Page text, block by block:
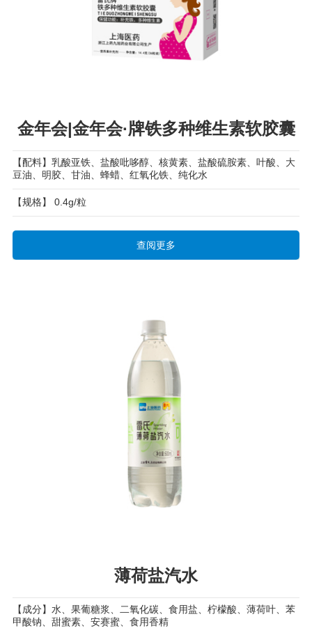
金年会|金年会·牌铁多种维生素软胶囊
【配料】乳酸亚铁、盐酸吡哆醇、核黄素、盐酸硫胺素、叶酸、大
豆油、明胶、甘油、蜂蜡、红氧化铁、纯化水
【规格】 0.4g/粒
查阅更多
薄荷盐汽水
【成分】水、果葡糖浆、二氧化碳、食用盐、柠檬酸、薄荷叶、苯
甲酸钠、甜蜜素、安赛蜜、食用香精